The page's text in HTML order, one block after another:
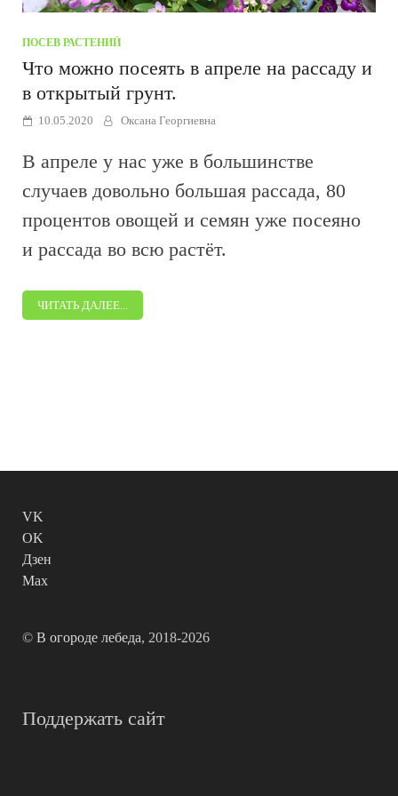
ПОСЕВ РАСТЕНИЙ
Что можно посеять в апреле на рассаду и
в открытый грунт.
10.05.2020 Оксана Георгиевна
В апреле у нас уже в большинстве
случаев довольно большая рассада, 80
процентов овощей и семян уже посеяно
и рассада во всю растёт.
ЧИТАТЬ ДАЛЕЕ...
VK
OK
Дзен
Max
© В огороде лебеда, 2018-2026
Поддержать сайт